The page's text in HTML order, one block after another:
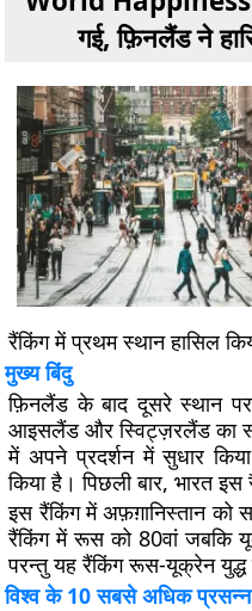
गई, फ़िनलैंड ने
रैंकिंग में प्रथम स्थान हासिल
मुख्य बिंदु
फ़िनलैंड के बाद दूसरे स्थान
आइसलैंड और स्विट्ज़रलैंड का
में अपने प्रदर्शन में सुधार
किया है। पिछली बार, भारत
इस रैंकिंग में अफ़ग़ानिस्तान को
रैंकिंग में रूस को 80वां जबकि
परन्तु यह रैंकिंग रूस-यूक्रेन
विश्व के 10 सबसे अधिक